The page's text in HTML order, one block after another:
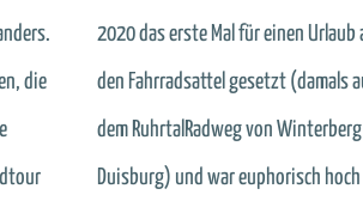
die
2020 das erste Mal für einen Urlaub
den Fahrradsattel gesetzt (damals
dem RuhrtalRadweg von
Duisburg) und war euphorisch hoch